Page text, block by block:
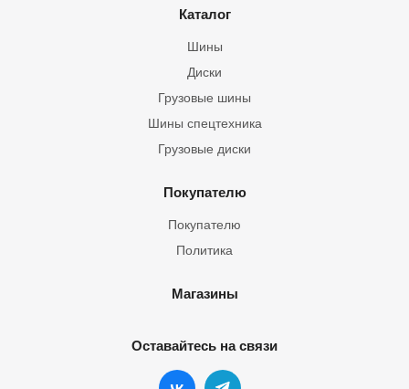
Каталог
Шины
Грузовые шины
Шины спецтехника
Диски
Грузовые диски
Покупателю
Покупателю
Политика
Магазины
Оставайтесь на связи